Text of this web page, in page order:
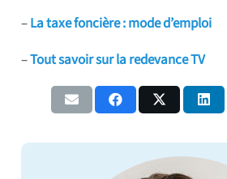
–La taxe foncière : mode d’emploi
–Tout savoir sur la redevance TV